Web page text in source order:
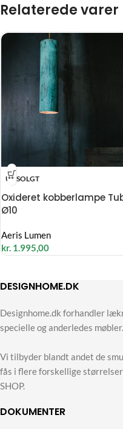
Relaterede varer
UDSOLGT
Oxideret kobberlampe
Ø10
Aeris Lumen
kr. 1.995,00
DESIGNHOME.DK
Designhome.dk forhandler
specielle og anderledes møbler.
Vi tilbyder blandt andet de
fås i flere forskellige
SHOP.
DOKUMENTER